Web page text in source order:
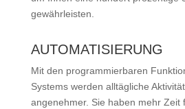
gewährleisten.
AUTOMATISIERUNG
Mit den programmierbaren
Systems werden alltägliche
angenehmer. Sie haben mehr Zeit